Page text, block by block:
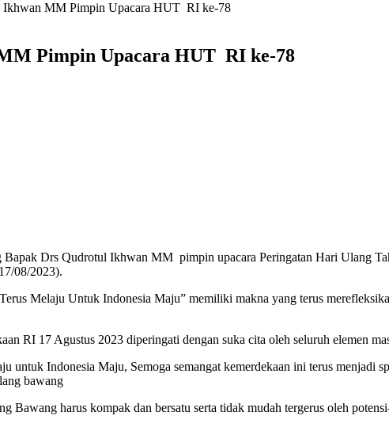
Ikhwan MM Pimpin Upacara HUT RI ke-78
Pimpin Upacara HUT RI ke-78
Drs Qudrotul Ikhwan MM pimpin upacara Peringatan Hari Ulang
08/2023).
Melaju Untuk Indonesia Maju” memiliki makna yang terus
RI 17 Agustus 2023 diperingati dengan suka cita oleh seluruh elemen
untuk Indonesia Maju, Semoga semangat kemerdekaan ini terus menjadi
bawang
Bawang harus kompak dan bersatu serta tidak mudah tergerus oleh